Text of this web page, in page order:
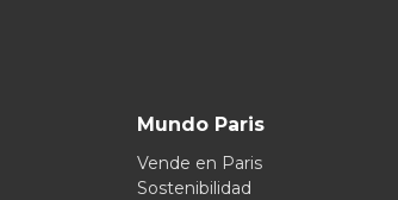
Mundo Paris
Vende en Paris
Sostenibilidad